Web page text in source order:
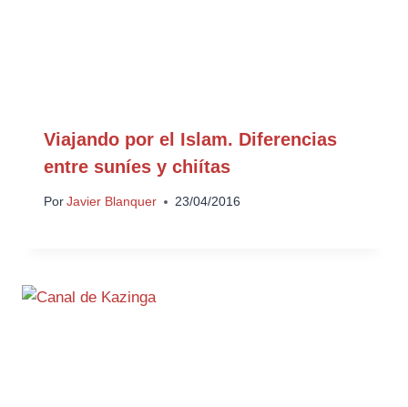
Viajando por el Islam. Diferencias
entre suníes y chiítas
Por Javier Blanquer 23/04/2016